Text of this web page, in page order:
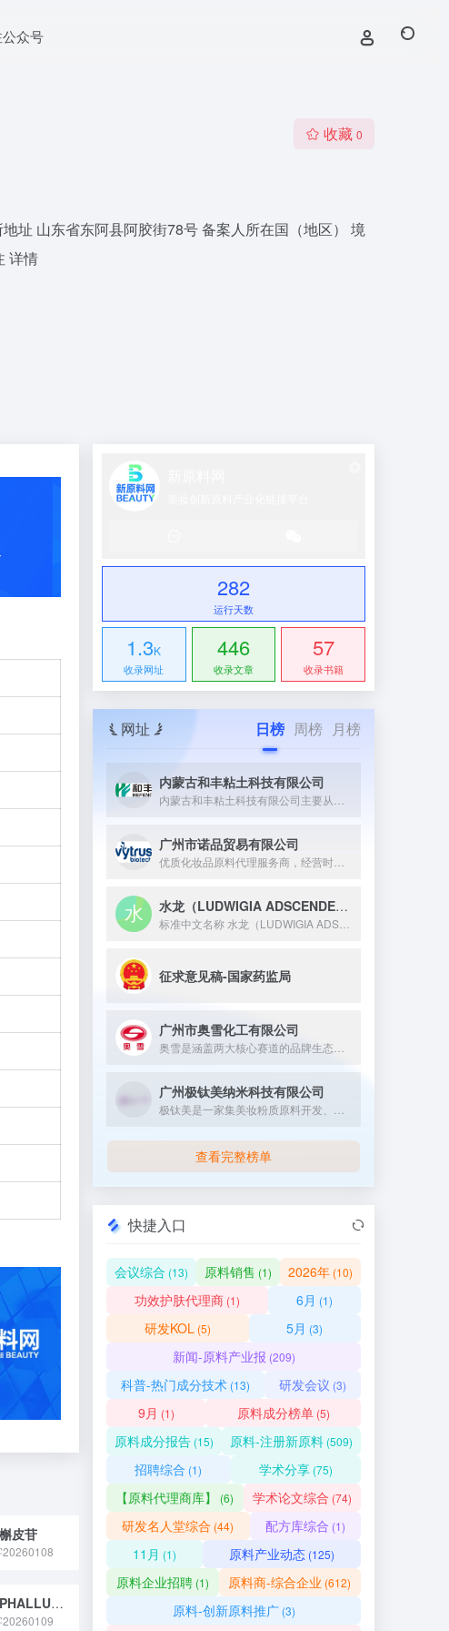
众号
收藏 0
址 山东省东阿县阿胶街78号 备案人所在国（地区） 境
详情
皮苷
20260108
白鬼笔（PHALLUS IMPUDICUS）子实体提取物
20260109
282
运行天数
1.3K
收录网址
446
收录文章
57
收录书籍
网址 日榜 周榜 月榜
内蒙古和丰粘土科技有限公司
广州市诺品贸易有限公司
水龙（LUDWIGIA ADSCENDENS）提取物
征求意见稿-国家药监局
广州市奥雪化工有限公司
广州极钛美纳米科技有限公司
查看完整榜单
快捷入口
会议综合 (13) 原料销售 (1) 2026年 (10)
功效护肤代理商 (1) 6月 (1)
研发KOL (5) 5月 (3)
新闻-原料产业报 (209)
科普-热门成分技术 (13) 研发会议 (3)
9月 (1) 原料成分榜单(5)
原料成分报告 (15) 原料-注册新原料 (509)
招聘综合 (1) 学术分享(75)
【原料代理商库】 (6) 学术论文综合 (74)
研发名人堂综合 (44) 配方库综合 (1)
11月 (1) 原料产业动态 (125)
原料企业招聘(1) 原料商-综合企业 (612)
原料-创新原料推广(3)